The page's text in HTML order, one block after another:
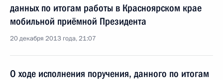
данных по итогам работы в Красноярском крае
мобильной приёмной Президента
20 декабря 2013 года, 21:07
О ходе исполнения поручения, данного по итогам